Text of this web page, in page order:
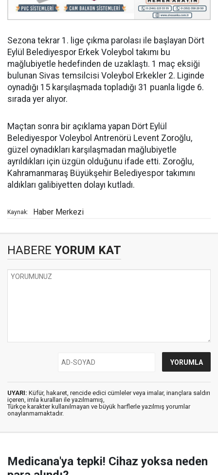
Sezona tekrar 1. lige çıkma parolası ile başlayan Dört
Eylül Belediyespor Erkek Voleybol takımı bu
mağlubiyetle hedefinden de uzaklaştı. 1 maç eksiği
bulunan Sivas temsilcisi Voleybol Erkekler 2. Liginde
oynadığı 15 karşılaşmada topladığı 31 puanla ligde 6.
sırada yer alıyor.
Maçtan sonra bir açıklama yapan Dört Eylül
Belediyespor Voleybol Antrenörü Levent Zoroğlu,
güzel oynadıkları karşılaşmadan mağlubiyetle
ayrıldıkları için üzgün olduğunu ifade etti. Zoroğlu,
Kahramanmaraş Büyükşehir Belediyespor takımını
aldıkları galibiyetten dolayı kutladı.
Kaynak: Haber Merkezi
HABERE YORUM KAT
UYARI: Küfür, hakaret, rencide edici cümleler veya imalar, inançlara saldırı
içeren, imla kuralları ile yazılmamış,
Türkçe karakter kullanılmayan ve büyük harflerle yazılmış yorumlar
onaylanmamaktadır.
Medicana'ya tepki! Cihaz yoksa neden